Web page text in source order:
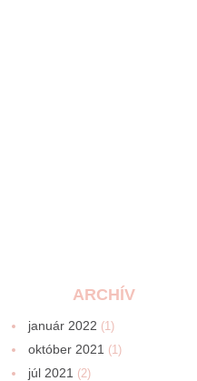
ARCHÍV
január 2022 (1)
október 2021 (1)
júl 2021 (2)